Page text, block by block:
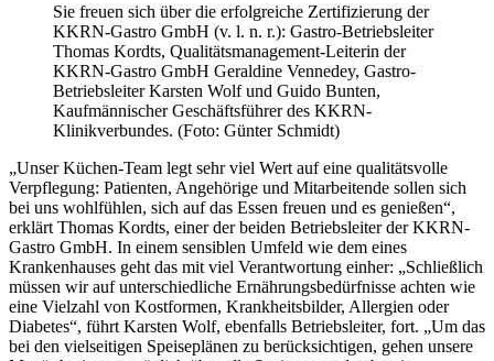
Sie freuen sich über die erfolgreiche Zertifizierung der
KKRN-Gastro GmbH (v. l. n. r.): Gastro-Betriebsleiter
Thomas Kordts, Qualitätsmanagement-Leiterin der
KKRN-Gastro GmbH Geraldine Vennedey, Gastro-
Betriebsleiter Karsten Wolf und Guido Bunten,
Kaufmännischer Geschäftsführer des KKRN-
Klinikverbundes. (Foto: Günter Schmidt)
„Unser Küchen-Team legt sehr viel Wert auf eine qualitätsvolle
Verpflegung: Patienten, Angehörige und Mitarbeitende sollen sich
bei uns wohlfühlen, sich auf das Essen freuen und es genießen“,
erklärt Thomas Kordts, einer der beiden Betriebsleiter der KKRN-
Gastro GmbH. In einem sensiblen Umfeld wie dem eines
Krankenhauses geht das mit viel Verantwortung einher: „Schließlich
müssen wir auf unterschiedliche Ernährungsbedürfnisse achten wie
eine Vielzahl von Kostformen, Krankheitsbilder, Allergien oder
Diabetes“, führt Karsten Wolf, ebenfalls Betriebsleiter, fort. „Um das
bei den vielseitigen Speiseplänen zu berücksichtigen, gehen unsere